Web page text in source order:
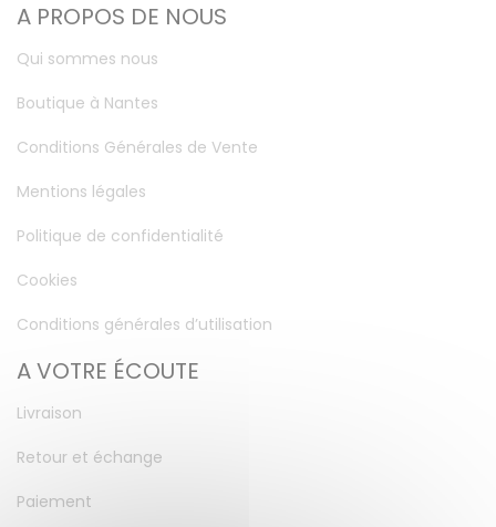
A PROPOS DE NOUS
Qui sommes nous
Boutique à Nantes
Conditions Générales de Vente
Mentions légales
Politique de confidentialité
Cookies
Conditions générales d’utilisation
A VOTRE ÉCOUTE
Livraison
Retour et échange
Paiement